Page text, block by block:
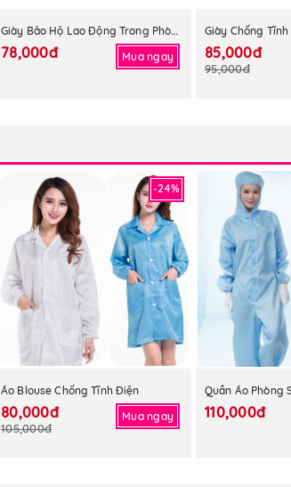
Giày Bảo Hộ Lao Động Trong Phòng Sạch GPS-001
78,000đ Mua ngay 85,000đ
95,000đ
-24%
Áo Blouse Chống Tĩnh Điện
80,000đ
105,000đ
Mua ngay
Quần Áo Phòng
110,000đ